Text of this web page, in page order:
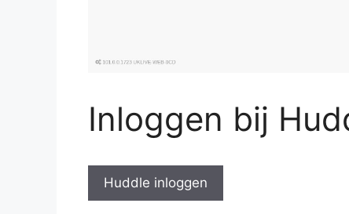
Inloggen bij
Huddle inloggen